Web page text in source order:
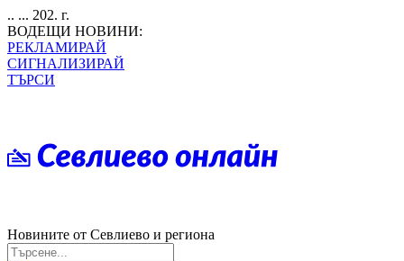
.. ... 202. г.
ВОДЕЩИ НОВИНИ:
РЕКЛАМИРАЙ
СИГНАЛИЗИРАЙ
ТЪРСИ
Новините от Севлиево и региона